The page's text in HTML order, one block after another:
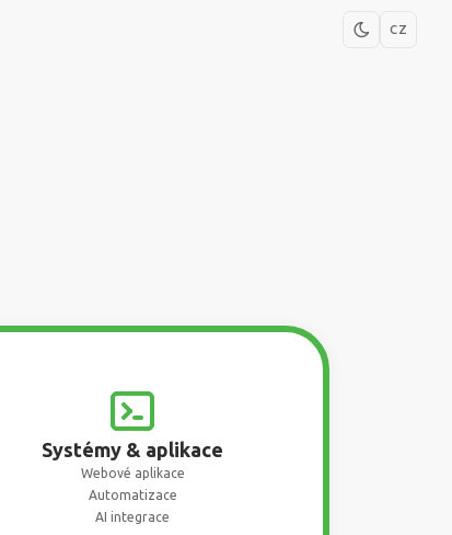
CZ
Systémy & aplikace
Webové aplikace
Automatizace
AI integrace